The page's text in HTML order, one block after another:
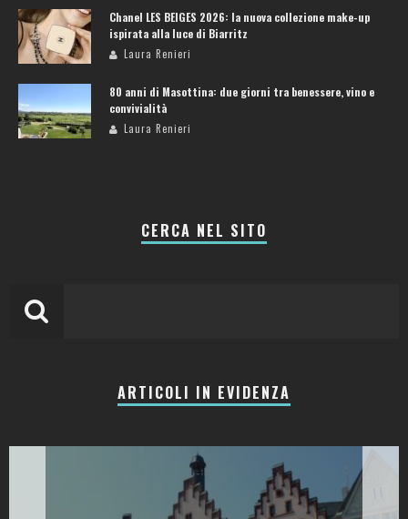
Chanel LES BEIGES 2026: la nuova collezione make-up
ispirata alla luce di Biarritz
Laura Renieri
80 anni di Masottina: due giorni tra benessere, vino e
convivialità
Laura Renieri
CERCA NEL SITO
ARTICOLI IN EVIDENZA